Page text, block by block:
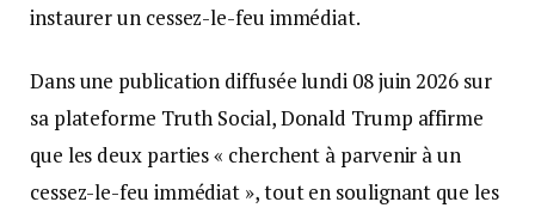
instaurer un cessez-le-feu immédiat.
Dans une publication diffusée lundi 08 juin 2026 sur
sa plateforme Truth Social, Donald Trump affirme
que les deux parties « cherchent à parvenir à un
cessez-le-feu immédiat », tout en soulignant que les